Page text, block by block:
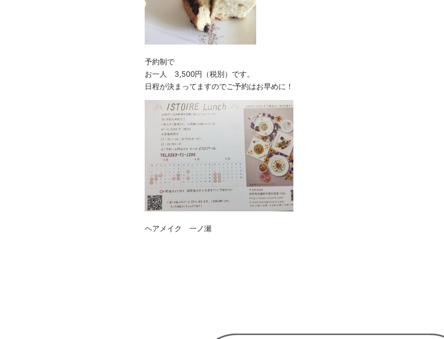
予約制で
お一人 3,500円（税別）です。
日程が決まってますのでご予約はお早めに！
ヘアメイク 一ノ瀬